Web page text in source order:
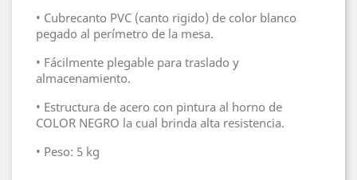
• Cubrecanto PVC (canto rigido) de color blanco
pegado al perímetro de la mesa.
• Fácilmente plegable para traslado y
almacenamiento.
• Estructura de acero con pintura al horno de
COLOR NEGRO la cual brinda alta resistencia.
• Peso: 5 kg